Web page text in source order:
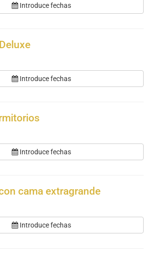
Introduce fechas
Introduce fechas
Introduce fechas
cama extragrande
Introduce fechas